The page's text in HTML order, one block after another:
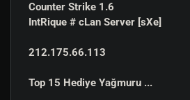
Counter Strike 1.6
IntRique # cLan Server [sXe]
212.175.66.113
Top 15 Hediye Yağmuru ...